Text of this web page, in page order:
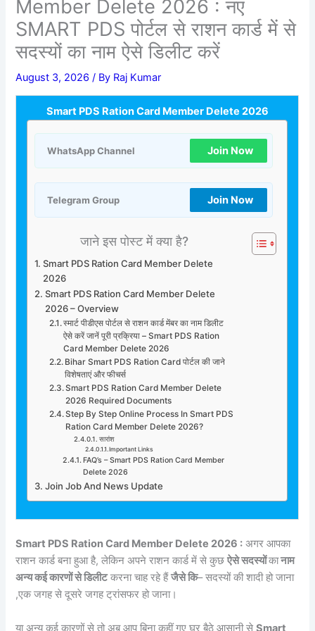
Member Delete 2026 : नए
SMART PDS पोर्टल से राशन कार्ड में से
सदस्यों का नाम ऐसे डिलीट करें
August 3, 2026/ By Raj Kumar
Smart PDS Ration Card Member Delete 2026
WhatsApp Channel Join Now
Telegram Group Join Now
जाने इस पोस्ट में क्या है?
Smart PDS Ration Card Member Delete
2026
Smart PDS Ration Card Member Delete
2026 – Overview
स्मार्ट पीडीएस पोर्टल से राशन कार्ड मेंबर का नाम डिलीट
ऐसे करें जानें पूरी प्रक्रिया – Smart PDS Ration
Card Member Delete 2026
Bihar Smart PDS Ration Card पोर्टल की जाने
विशेषताएं और फीचर्स
Smart PDS Ration Card Member Delete
2026 Required Documents
Step By Step Online Process In Smart PDS
Ration Card Member Delete 2026?
सारांश
Important Links
FAQ’s – Smart PDS Ration Card Member
Delete 2026
Join Job And News Update
Smart PDS Ration Card Member Delete 2026 : अगर आपका
राशन कार्ड बना हुआ है, लेकिन अपने राशन कार्ड में से कुछऐसे सदस्योंकानाम
अन्य कई कारणों से डिलीटकरना चाह रहे हैंजैसे कि– सदस्यों की शादी हो जाना
,एक जगह से दूसरे जगह ट्रांसफर हो जाना।
या अन्य कई कारणों से तो अब आप बिना कहीं गए घर बैठे आसानी सेSmart